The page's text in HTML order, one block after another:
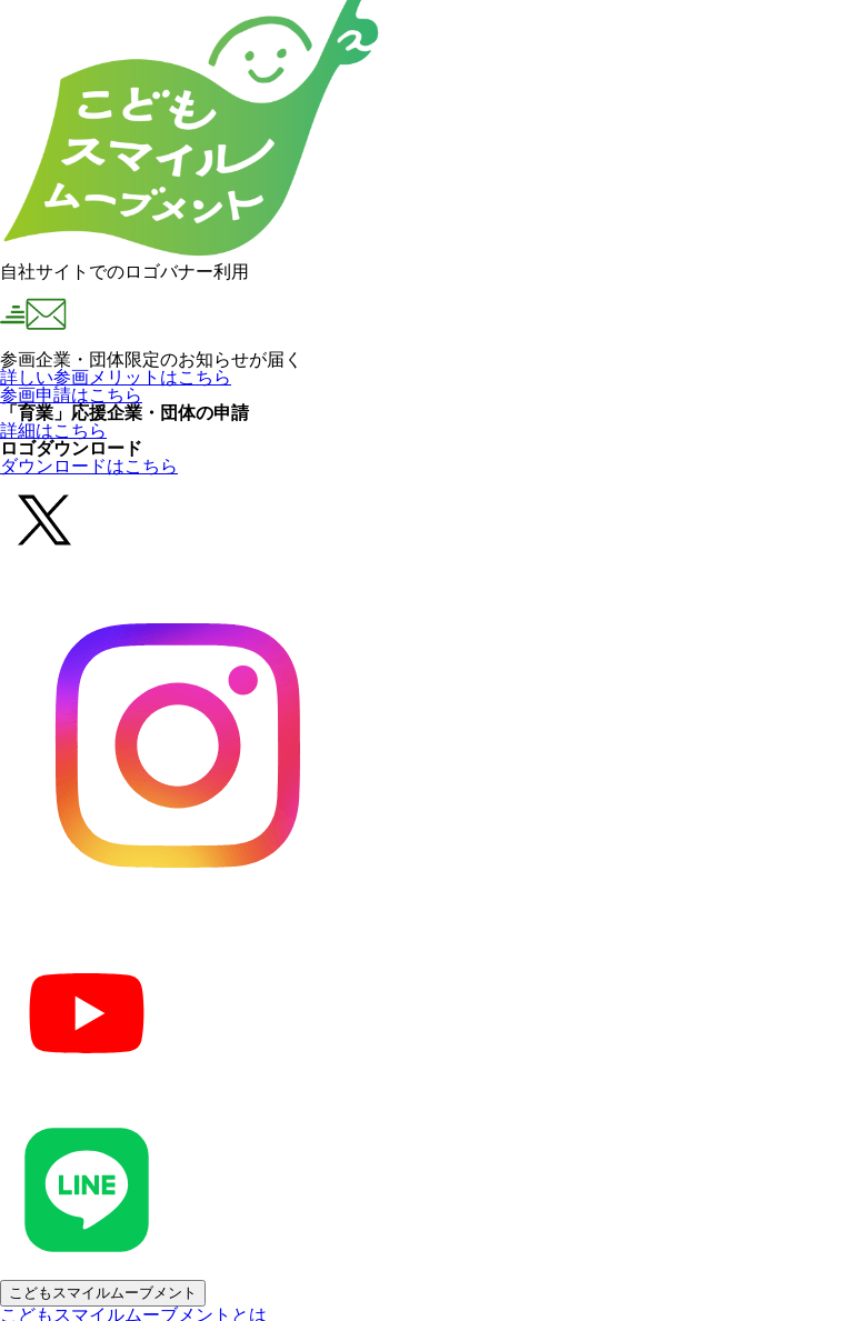
自社サイトでのロゴバナー利用
参画企業・団体限定のお知らせが届く
詳しい参画メリットはこちら
参画申請はこちら
「育業」応援企業・団体の申請
詳細はこちら
ロゴダウンロード
ダウンロードはこちら
こどもスマイルムーブメント
こどもスマイルムーブメントとは